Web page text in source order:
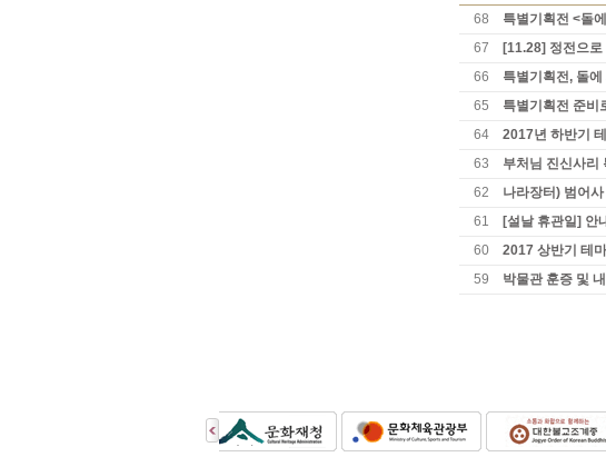
68
특별기획전 <돌
67
[11.28] 정전으로
66
특별기획전, 돌
65
특별기획전 준비
64
2017년 하반기
63
부처님 진신사리
62
나라장터) 범어
61
[설날 휴관일] 안
60
2017 상반기 테
59
박물관 훈증 및